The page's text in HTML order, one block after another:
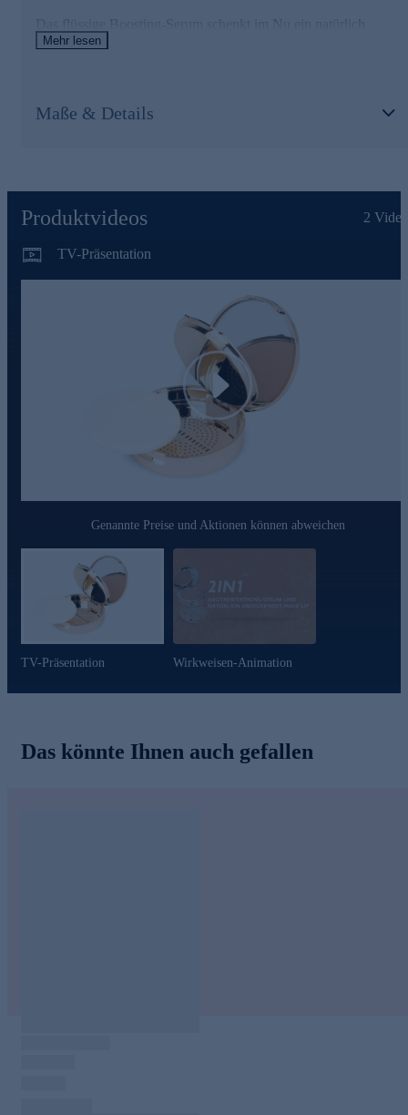
Das flüssige Boosting-Serum schenkt im Nu ein natürlich
seidig-zartes Finish mit attraktiver Leuchtkraft. Die Sichtbarkeit
Dosis der Foundation für Ihr Make-up auf.
subtropischen Jambúpflanze (Spilanthes Acmella) stammt.
Jambú wirkt der Faltenbildung der Haut aktiv entgegen und
kann Mimikfältchen im Stirn- und Mundbereich sowie
Krähenfüße optisch mildern.
Foundation jetzt online für Ihre tägliche Beauty-Routine
Mehr lesen
Maße & Details
Produktvideos 2
TV-Präsentation
Play
Genannte Preise und Aktionen können abweichen
TV-Präsentation Wirkweisen-Animation
Das könnte Ihnen auch gefallen